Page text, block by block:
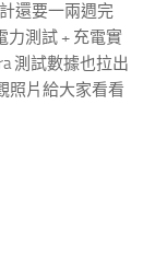
還要一兩週完
力測試 + 充電實
測試數據也拉出
照片給大家看看